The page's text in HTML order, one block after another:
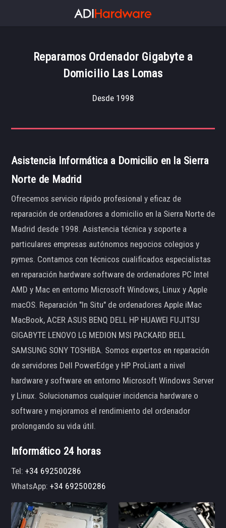
Reparamos Ordenador Gigabyte a
Domicilio Las Lomas
Desde 1998
Asistencia Informática a Domicilio en la Sierra
Norte de Madrid
Ofrecemos servicio rápido profesional y eficaz de
reparación de ordenadores a domicilio en la Sierra Norte de
Madrid desde 1998. Asistencia técnica y soporte a
particulares empresas autónomos negocios colegios y
pymes. Contamos con técnicos cualificados especialistas
en reparación hardware software de ordenadores PC Intel
AMD y Mac en entorno Microsoft Windows, Linux y Apple
macOS. Reparación "In Situ" de ordenadores Apple iMac
MacBook, ACER ASUS BENQ DELL HP HUAWEI FUJITSU
GIGABYTE LENOVO LG MEDION MSI PACKARD BELL
SAMSUNG SONY TOSHIBA. Somos expertos en reparación
de servidores Dell PowerEdge y HP ProLiant a nivel
hardware y software en entorno Microsoft Windows Server
y Linux. Solucionamos cualquier incidencia hardware o
software y mejoramos el rendimiento del ordenador
prolongando su vida útil.
Informático 24 horas
Tel:+34 692500286
WhatsApp:+34 692500286